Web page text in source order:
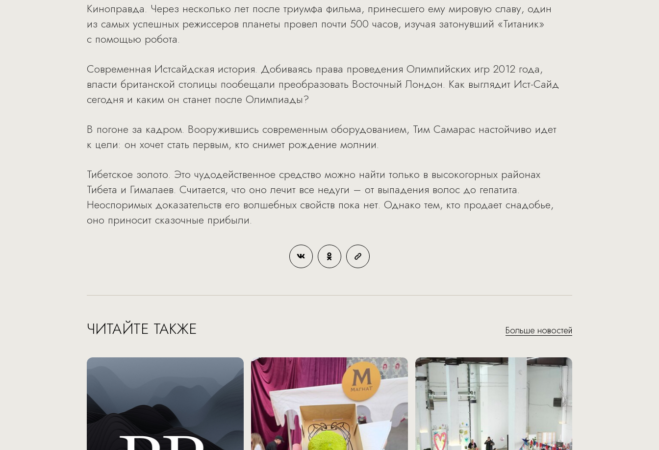
Киноправда. Через несколько лет после триумфа фильма, принесшего ему мировую славу, один
из самых успешных режиссеров планеты провел почти 500 часов, изучая затонувший «Титаник»
с помощью робота.
Современная Истсайдская история. Добиваясь права проведения Олимпийских игр 2012 года,
власти британской столицы пообещали преобразовать Восточный Лондон. Как выглядит Ист-Сайд
сегодня и каким он станет после Олимпиады?
В погоне за кадром. Вооружившись современным оборудованием, Тим Самарас настойчиво идет
к цели: он хочет стать первым, кто снимет рождение молнии.
Тибетское золото. Это чудодейственное средство можно найти только в высокогорных районах
Тибета и Гималаев. Считается, что оно лечит все недуги – от выпадения волос до гепатита.
Неоспоримых доказательств его волшебных свойств пока нет. Однако тем, кто продает снадобье,
оно приносит сказочные прибыли.
ЧИТАЙТЕ ТАКЖЕ Больше новостей